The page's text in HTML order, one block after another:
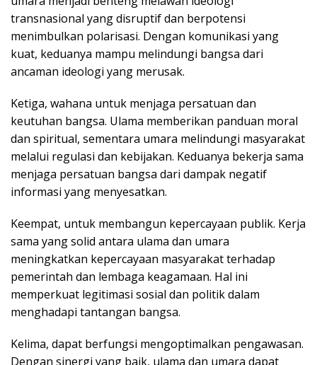
transnasional yang disruptif dan berpotensi
menimbulkan polarisasi. Dengan komunikasi yang
kuat, keduanya mampu melindungi bangsa dari
ancaman ideologi yang merusak.
Ketiga, wahana untuk menjaga persatuan dan
keutuhan bangsa. Ulama memberikan panduan moral
dan spiritual, sementara umara melindungi masyarakat
melalui regulasi dan kebijakan. Keduanya bekerja sama
menjaga persatuan bangsa dari dampak negatif
informasi yang menyesatkan.
Keempat, untuk membangun kepercayaan publik. Kerja
sama yang solid antara ulama dan umara
meningkatkan kepercayaan masyarakat terhadap
pemerintah dan lembaga keagamaan. Hal ini
memperkuat legitimasi sosial dan politik dalam
menghadapi tantangan bangsa.
Kelima, dapat berfungsi mengoptimalkan pengawasan.
Dengan sinergi yang baik, ulama dan umara dapat